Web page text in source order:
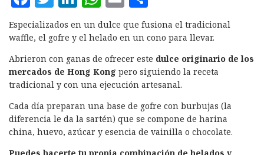
a
c
e
b
o
o
k
w
it
te
r
i
n
k
e
d
I
n
h
at
s
A
p
p
m
ai
l
o
m
p
a
rt
ir
Especializados en un dulce que fusiona el tradicional
waffle, el gofre y el helado en un cono para llevar.
Abrieron con ganas de ofrecer este dulce originario de los
mercados de Hong Kong pero siguiendo la receta
tradicional y con una ejecución artesanal.
Cada día preparan una base de gofre con burbujas (la
diferencia le da la sartén) que se compone de harina
china, huevo, azúcar y esencia de vainilla o chocolate.